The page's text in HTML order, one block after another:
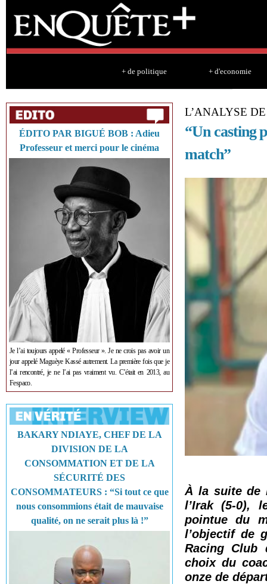
+ de politique + d'economie
ÉDITO PAR BIGUÉ BOB : Adieu
Professeur et merci pour le cinéma
Je l’ai toujours appelé « Professeur ». Je ne crois pas avoir un
jour appelé Maguèye Kassé autrement. La première fois que je
l’ai rencontré, je ne l’ai pas vraiment vu. C’était en 2013, au
Fespaco.
BAKARY NDIAYE, CHEF DE LA
DIVISION DE LA
CONSOMMATION ET DE LA
SÉCURITÉ DES
CONSOMMATEURS : “Si tout ce que
nous consommions était de mauvaise
qualité, on ne serait plus là !”
L’ANALYSE
“Un casting
match”
À la suite de
l’Irak (5-0),
pointue du
l’objectif de
Racing Club
choix du
onze de